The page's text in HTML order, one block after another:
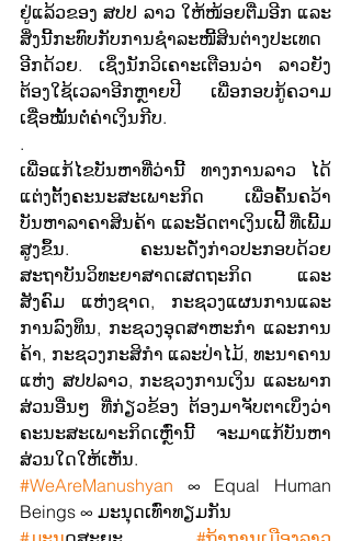
ຢູ່ແລ້ວຂອງ ສປປ ລາວ ໃຫ້ໜ້ອຍຕື່ມອີກ ແລະ
ສິ່ງນີ້ກະທົບກັບການຊຳລະໜີ້ສິນຕ່າງປະເທດ
ອີກດ້ວຍ. ເຊິ່ງນັກວິເຄາະເຕືອນວ່າ ລາວຍັງ
ຕ້ອງໃຊ້ເວລາອີກຫຼາຍປີ ເພື່ອກອບກູ້ຄວາມ
ເຊື່ອໝັ້ນຕໍ່ຄ່າເງິນກີບ.
.
ເພື່ອແກ້ໄຂບັນຫາທີ່ວ່ານີ້ ທາງການລາວ ໄດ້
ແຕ່ງຕັ້ງຄະນະສະເພາະກິດ ເພື່ອຄົ້ນຄວ້າ
ບັນຫາລາຄາສິນຄ້າ ແລະອັດຕາເງິນເຟີ້ ທີ່ເພີ້ມ
ສູງຂຶ້ນ. ຄະນະດັ່ງກ່າວປະກອບດ້ວຍ
ສະຖາບັນວິທະຍາສາດເສດຖະກິດ ແລະ
ສັງຄົມ ແຫ່ງຊາດ, ກະຊວງແຜນການແລະ
ການລົງທຶນ, ກະຊວງອຸດສາຫະກໍາ ແລະການ
ຄ້າ, ກະຊວງກະສິກໍາ ແລະປ່າໄມ້, ທະນາຄານ
ແຫ່ງ ສປປລາວ, ກະຊວງການເງິນ ແລະພາກ
ສ່ວນອື່ນໆ ທີ່ກ່ຽວຂ້ອງ ຕ້ອງມາຈັບຕາເບິ່ງວ່າ
ຄະນະສະເພາະກິດເຫຼົ່ານີ້ ຈະມາແກ້ບັນຫາ
ສ່ວນໃດໃຫ້ເຫັນ.
#WeAreManushyan ∞ Equal Human
Beings ∞ ມະນຸດເທົ່າທຽມກັນ